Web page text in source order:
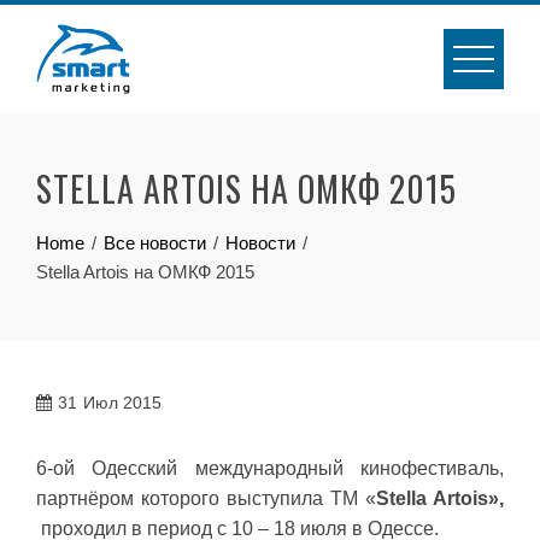
content
STELLA ARTOIS НА ОМКФ 2015
Home Все новости
Новости
Stella Artois на ОМКФ 2015
31 Июл 2015
6-ой Одесский международный кинофестиваль,
партнёром которого выступила ТМ «Stella Artois»,
проходил в период с 10 – 18 июля в Одессе.